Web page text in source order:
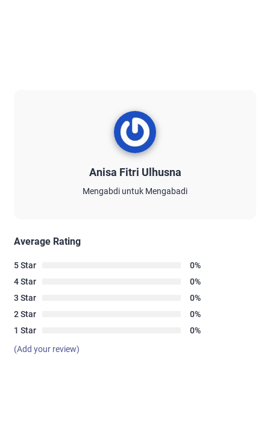
Anisa Fitri Ulhusna
Mengabdi untuk Mengabadi
Average Rating
5 Star
0%
4 Star
0%
3 Star
0%
2 Star
0%
1 Star
0%
(Add your review)